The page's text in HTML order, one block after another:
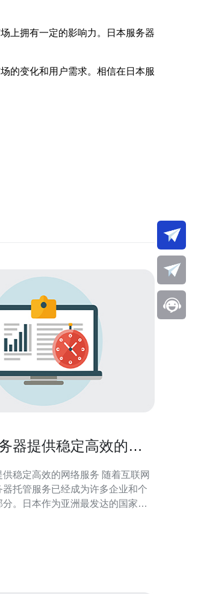
上拥有一定的影响力。日本服务器
的变化和用户需求。相信在日本服
器提供稳定高效的网
高效的网络服务 随着互联网
托管服务已经成为许多企业和个
分。日本作为亚洲最发达的国家之
服务，深受用户青睐。 日本站